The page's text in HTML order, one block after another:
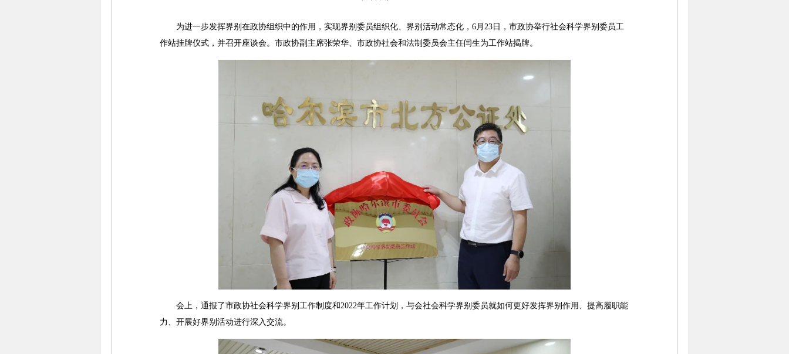
为进一步发挥界别在政协组织中的作用，实现界别委员组织化、界别活动常态化，6月23日，市政协举行社会科学界别委员工
作站挂牌仪式，并召开座谈会。市政协副主席张荣华、市政协社会和法制委员会主任闫生为工作站揭牌。
会上，通报了市政协社会科学界别工作制度和2022年工作计划，与会社会科学界别委员就如何更好发挥界别作用、提高履职能
力、开展好界别活动进行深入交流。